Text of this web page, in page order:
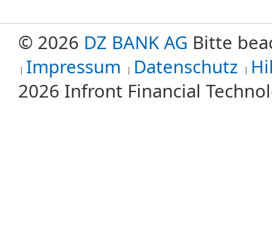
© 2026 DZ BANK AG Bitte
Impressum
Datenschutz
2026 Infront Financial